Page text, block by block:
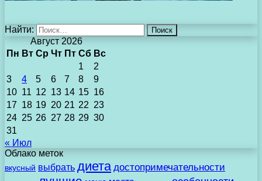
Найти:
Август 2026
Пн Вт Ср Чт Пт Сб Вс
1
2
3
4 5 6 7 8
9
10 11 12 13 14 15 16
17 18 19 20 21 22 23
24 25 26 27 28 29 30
31
« Июл
Облако меток
вкусный выбрать диета достопримечательности